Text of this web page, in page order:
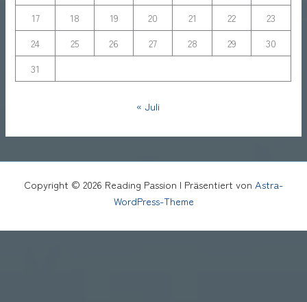
17
18 19 20 21 22
23
24
25 26 27 28 29
30
31
« Juli
Copyright © 2026 Reading Passion | Präsentiert von Astra-
WordPress-Theme